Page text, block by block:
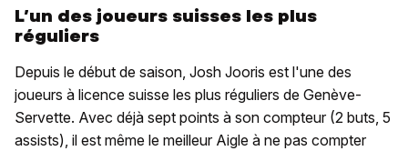
L’un des joueurs suisses les plus
réguliers
Depuis le début de saison, Josh Jooris est l'une des
joueurs à licence suisse les plus réguliers de Genève-
Servette. Avec déjà sept points à son compteur (2 buts, 5
assists), il est même le meilleur Aigle à ne pas compter